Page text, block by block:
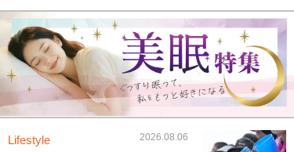
Lifestyle 2026.08.06